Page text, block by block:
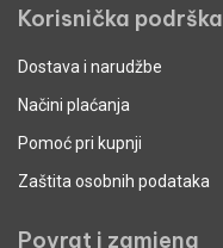
Korisnička podrška
Dostava i narudžbe
Načini plaćanja
Pomoć pri kupnji
Zaštita osobnih podataka
Povrat i zamjena